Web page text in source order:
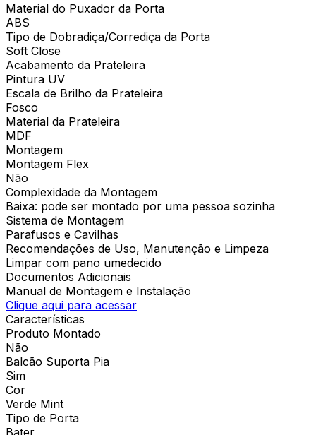
Material do Puxador da Porta
ABS
Tipo de Dobradiça/Corrediça da Porta
Soft Close
Acabamento da Prateleira
Pintura UV
Escala de Brilho da Prateleira
Fosco
Material da Prateleira
MDF
Montagem
Montagem Flex
Não
Complexidade da Montagem
Baixa: pode ser montado por uma pessoa sozinha
Sistema de Montagem
Parafusos e Cavilhas
Recomendações de Uso, Manutenção e Limpeza
Limpar com pano umedecido
Documentos Adicionais
Manual de Montagem e Instalação
Clique aqui para acessar
Características
Produto Montado
Não
Balcão Suporta Pia
Sim
Cor
Verde Mint
Tipo de Porta
Bater